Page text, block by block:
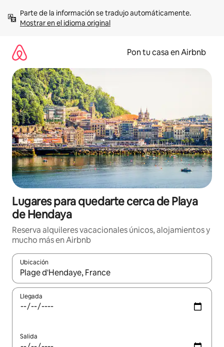
contenidoMostrar en el idioma original
Pon tu casa en Airbnb
Lugares para quedarte cerca de Playa
de Hendaya
Reserva alquileres vacacionales únicos, alojamientos y
mucho más en Airbnb
Ubicación
Cuando los resultados estén disponibles, navega con las
Llegada
Salida